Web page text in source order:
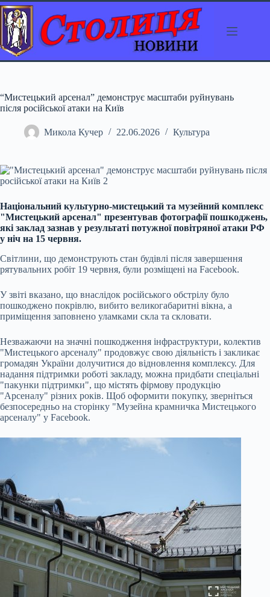
Перейти
до
вмісту
“Мистецький арсенал” демонструє масштаби руйнувань
після російської атаки на Київ
Микола Кучер 22.06.2026 Культура
Національний культурно-мистецький та музейний комплекс
"Мистецький арсенал" презентував фотографії пошкоджень,
які заклад зазнав у результаті потужної повітряної атаки РФ
у ніч на 15 червня.
Світлини, що демонструють стан будівлі після завершення
рятувальних робіт 19 червня, були розміщені на Facebook.
У звіті вказано, що внаслідок російського обстрілу було
пошкоджено покрівлю, вибито великогабаритні вікна, а
приміщення заповнено уламками скла та скловати.
Незважаючи на значні пошкодження інфраструктури, колектив
"Мистецького арсеналу" продовжує свою діяльність і закликає
громадян України долучитися до відновлення комплексу. Для
надання підтримки роботі закладу, можна придбати спеціальні
"пакунки підтримки", що містять фірмову продукцію
"Арсеналу" різних років. Щоб оформити покупку, зверніться
безпосередньо на сторінку "Музейна крамничка Мистецького
арсеналу" у Facebook.